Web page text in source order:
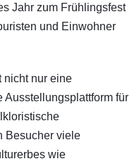
Jahr zum Frühlingsfest
und Einwohner
nicht nur eine
Ausstellungsplattform für
Besucher viele
wie